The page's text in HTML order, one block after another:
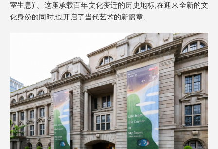
室生息)”。这座承载百年文化变迁的历史地标,在迎来全新的文
化身份的同时,也开启了当代艺术的新篇章。